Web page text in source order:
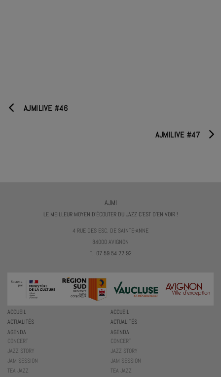
AJMILIVE #46
AJMILIVE #47
AJMI
LE MEILLEUR MOYEN D'ÉCOUTER DU JAZZ C'EST D'EN VOIR !
4 RUE DES ESC. DE SAINTE-ANNE
84000 AVIGNON
T. 07 59 54 22 92
ACCUEIL
ACTUALITÉS
AGENDA
CONCERT
JAZZ STORY
JAM SESSION
TEA JAZZ
ACCUEIL
ACTUALITÉS
AGENDA
CONCERT
JAZZ STORY
JAM SESSION
TEA JAZZ